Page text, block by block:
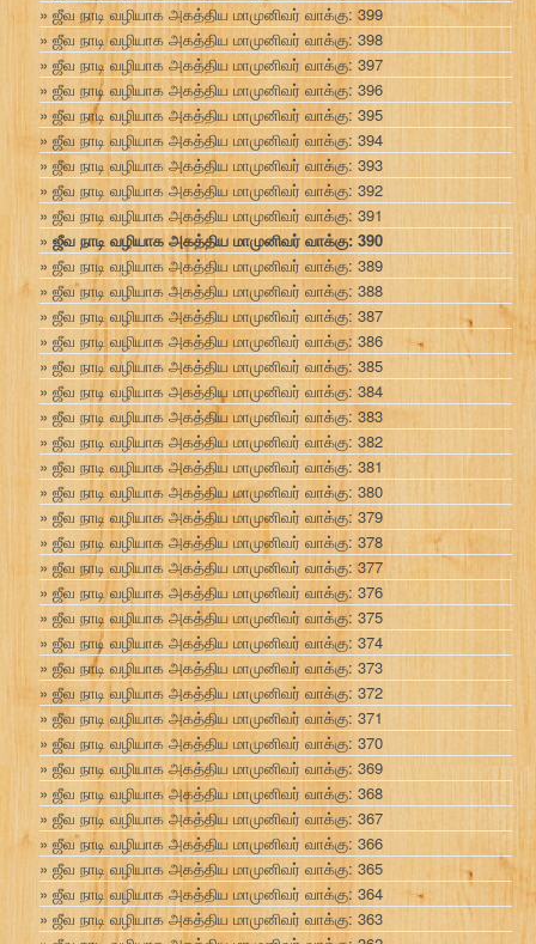
ஜீவ நாடி வழியாக அகத்திய மாமுனிவர் வாக்கு: 399
ஜீவ நாடி வழியாக அகத்திய மாமுனிவர் வாக்கு: 398
ஜீவ நாடி வழியாக அகத்திய மாமுனிவர் வாக்கு: 397
ஜீவ நாடி வழியாக அகத்திய மாமுனிவர் வாக்கு: 396
ஜீவ நாடி வழியாக அகத்திய மாமுனிவர் வாக்கு: 395
ஜீவ நாடி வழியாக அகத்திய மாமுனிவர் வாக்கு: 394
ஜீவ நாடி வழியாக அகத்திய மாமுனிவர் வாக்கு: 393
ஜீவ நாடி வழியாக அகத்திய மாமுனிவர் வாக்கு: 392
ஜீவ நாடி வழியாக அகத்திய மாமுனிவர் வாக்கு: 391
ஜீவ நாடி வழியாக அகத்திய மாமுனிவர் வாக்கு: 390
ஜீவ நாடி வழியாக அகத்திய மாமுனிவர் வாக்கு: 389
ஜீவ நாடி வழியாக அகத்திய மாமுனிவர் வாக்கு: 388
ஜீவ நாடி வழியாக அகத்திய மாமுனிவர் வாக்கு: 387
ஜீவ நாடி வழியாக அகத்திய மாமுனிவர் வாக்கு: 386
ஜீவ நாடி வழியாக அகத்திய மாமுனிவர் வாக்கு: 385
ஜீவ நாடி வழியாக அகத்திய மாமுனிவர் வாக்கு: 384
ஜீவ நாடி வழியாக அகத்திய மாமுனிவர் வாக்கு: 383
ஜீவ நாடி வழியாக அகத்திய மாமுனிவர் வாக்கு: 382
ஜீவ நாடி வழியாக அகத்திய மாமுனிவர் வாக்கு: 381
ஜீவ நாடி வழியாக அகத்திய மாமுனிவர் வாக்கு: 380
ஜீவ நாடி வழியாக அகத்திய மாமுனிவர் வாக்கு: 379
ஜீவ நாடி வழியாக அகத்திய மாமுனிவர் வாக்கு: 378
ஜீவ நாடி வழியாக அகத்திய மாமுனிவர் வாக்கு: 377
ஜீவ நாடி வழியாக அகத்திய மாமுனிவர் வாக்கு: 376
ஜீவ நாடி வழியாக அகத்திய மாமுனிவர் வாக்கு: 375
ஜீவ நாடி வழியாக அகத்திய மாமுனிவர் வாக்கு: 374
ஜீவ நாடி வழியாக அகத்திய மாமுனிவர் வாக்கு: 373
ஜீவ நாடி வழியாக அகத்திய மாமுனிவர் வாக்கு: 372
ஜீவ நாடி வழியாக அகத்திய மாமுனிவர் வாக்கு: 371
ஜீவ நாடி வழியாக அகத்திய மாமுனிவர் வாக்கு: 370
ஜீவ நாடி வழியாக அகத்திய மாமுனிவர் வாக்கு: 369
ஜீவ நாடி வழியாக அகத்திய மாமுனிவர் வாக்கு: 368
ஜீவ நாடி வழியாக அகத்திய மாமுனிவர் வாக்கு: 367
ஜீவ நாடி வழியாக அகத்திய மாமுனிவர் வாக்கு: 366
ஜீவ நாடி வழியாக அகத்திய மாமுனிவர் வாக்கு: 365
ஜீவ நாடி வழியாக அகத்திய மாமுனிவர் வாக்கு: 364
ஜீவ நாடி வழியாக அகத்திய மாமுனிவர் வாக்கு: 363